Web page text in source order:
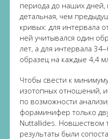
периода до наших дней,
детальная, чем
кривых: для интервала
ней учитывался один
лет, а для интервала
образец на каждые 4,4
Чтобы свести к
изотопных отношений,
по возможности
фораминифер только
Nuttallides. Новшеством
результаты были